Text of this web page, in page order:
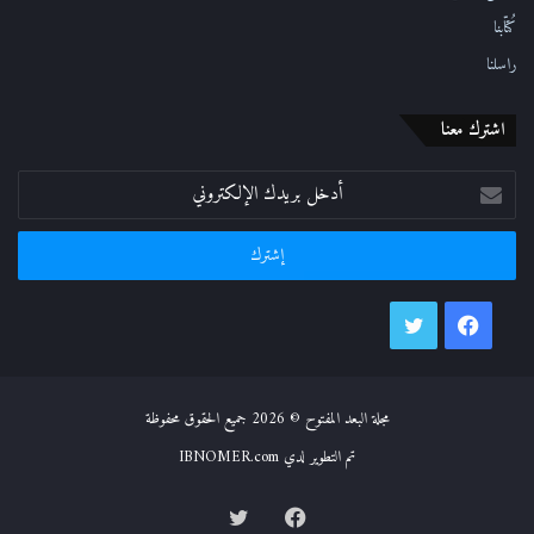
كُتّابنا
راسلنا
اشترك معنا
أدخل
بريدك
الإلكتروني
فيسبوك
مجلة البعد المفتوح © 2026 جميع الحقوق محفوظة
تم التطوير لدي IBNOMER.com
فيسبوك